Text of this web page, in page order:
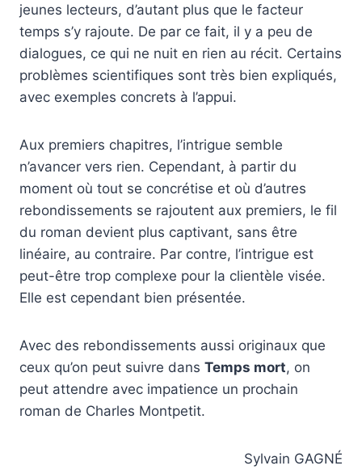
jeunes lecteurs, d’autant plus que le facteur
temps s’y rajoute. De par ce fait, il y a peu de
dialogues, ce qui ne nuit en rien au récit. Certains
problèmes scientifiques sont très bien expliqués,
avec exemples concrets à l’appui.
Aux premiers chapitres, l’intrigue semble
n’avancer vers rien. Cependant, à partir du
moment où tout se concrétise et où d’autres
rebondissements se rajoutent aux premiers, le fil
du roman devient plus captivant, sans être
linéaire, au contraire. Par contre, l’intrigue est
peut-être trop complexe pour la clientèle visée.
Elle est cependant bien présentée.
Avec des rebondissements aussi originaux que
ceux qu’on peut suivre dans Temps mort, on
peut attendre avec impatience un prochain
roman de Charles Montpetit.
Sylvain GAGNÉ